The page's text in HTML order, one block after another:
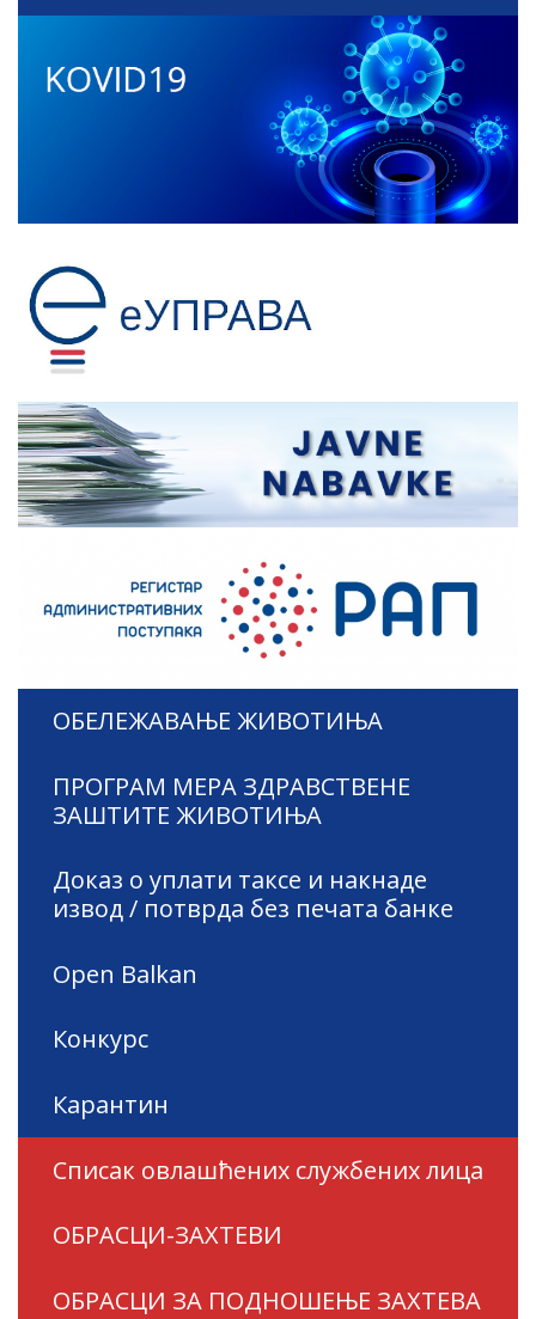
ОБЕЛЕЖАВАЊЕ ЖИВОТИЊА
ПРОГРАМ МЕРА ЗДРАВСТВЕНЕ
ЗАШТИТЕ ЖИВОТИЊА
Доказ о уплати таксе и накнаде
извод / потврда без печата банке
Open Balkan
Конкурс
Карантин
Списак овлашћених службених лица
ОБРАСЦИ-ЗАХТЕВИ
ОБРАСЦИ ЗА ПОДНОШЕЊЕ ЗАХТЕВА